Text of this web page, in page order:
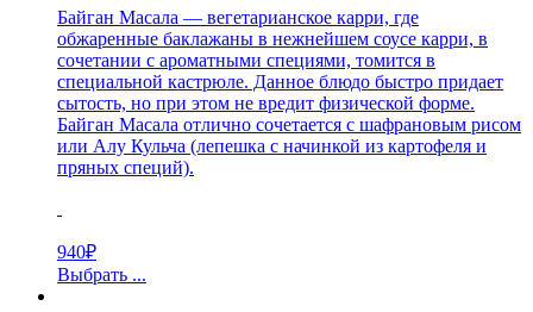
Байган Масала — вегетарианское карри, где
обжаренные баклажаны в нежнейшем соусе карри, в
сочетании с ароматными специями, томится в
специальной кастрюле. Данное блюдо быстро придает
сытость, но при этом не вредит физической форме.
Байган Масала отлично сочетается с шафрановым рисом
или Алу Кульча (лепешка с начинкой из картофеля и
пряных специй).
940₽
Выбрать ...